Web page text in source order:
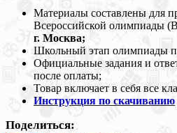
Материалы составлены для
Всероссийской олимпиады
г. Москва;
Школьный этап олимпиады
Официальные задания и
после оплаты;
Товар включает в себя все
Инструкция по скачиванию
Поделиться: